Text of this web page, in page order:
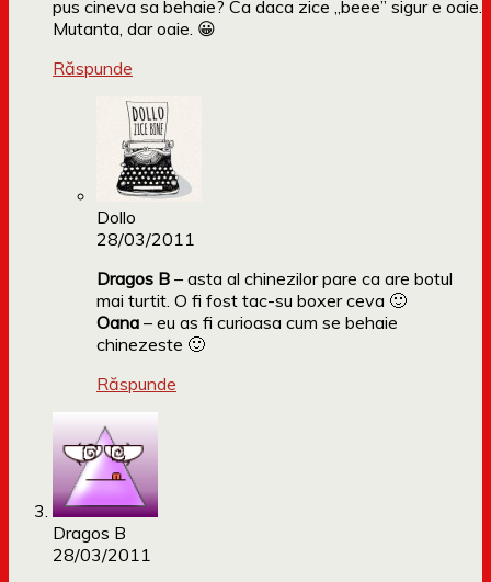
pus cineva sa behaie? Ca daca zice „beee” sigur e oaie.
Mutanta, dar oaie. 😀
Răspunde
Dollo
28/03/2011
Dragos B – asta al chinezilor pare ca are botul
mai turtit. O fi fost tac-su boxer ceva 🙂
Oana – eu as fi curioasa cum se behaie
chinezeste 🙂
Răspunde
Dragos B
28/03/2011